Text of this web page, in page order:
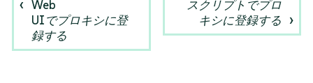
Web
UIでプロキシに登
録する
スクリプトでプロ
キシに登録する